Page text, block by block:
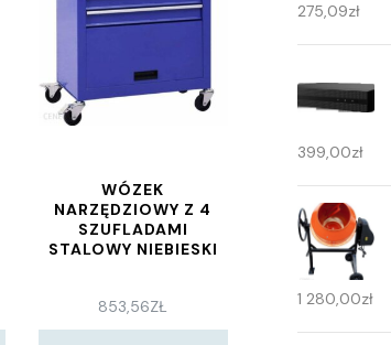
WÓZEK
NARZĘDZIOWY Z 4
SZUFLADAMI
STALOWY NIEBIESKI
853,56ZŁ
275,09zł
399,00zł
1 280,00zł